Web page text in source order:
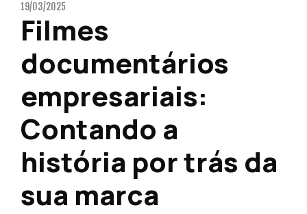
19/03/2025
Filmes
documentários
empresariais:
Contando a
história por trás da
sua marca